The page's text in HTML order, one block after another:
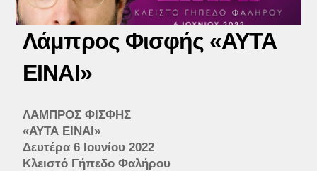
Λάμπρος Φισφής «ΑΥΤΑ
ΕΙΝΑΙ»
ΛΑΜΠΡΟΣ ΦΙΣΦΗΣ
«ΑΥΤΑ ΕΙΝΑΙ»
Δευτέρα 6 Ιουνίου 2022
Κλειστό Γήπεδο Φαλήρου